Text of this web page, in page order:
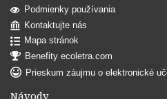
Podmienky používania
Kontaktujte nás
Mapa stránok
Benefity ecoletra.com
Prieskum záujmu o elektronické
Návody